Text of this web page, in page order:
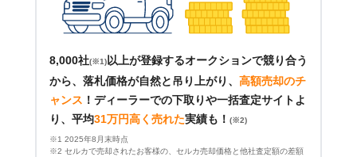
8,000社(※1) 以上が登録するオークションで競り合う
から、落札価格が自然と吊り上がり、 高額売却のチ
ャンス ！ ディーラーでの下取りや一括査定サイトよ
り、平均31万円高く売れた実績も！ (※2)
※1 2025年8月末時点
※2 セルカで売却されたお客様の、セルカ売却価格と他社査定額の差額